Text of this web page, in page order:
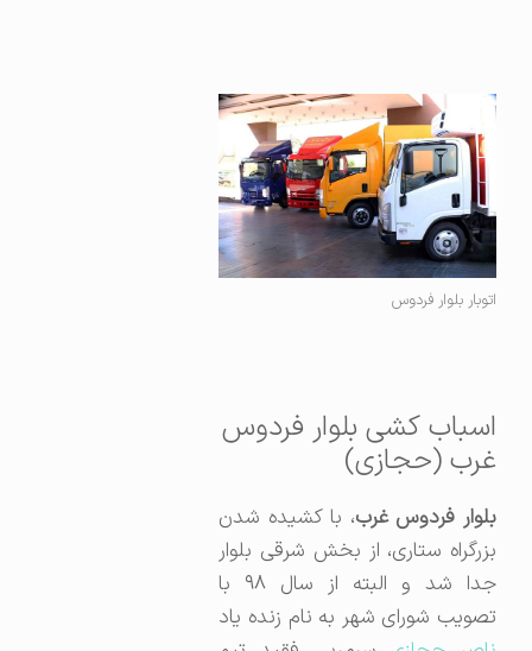
اتوبار بلوار فردوس
اسباب کشی بلوار فردوس
غرب (حجازی)
بلوار فردوس غرب ، با کشیده شدن
بزرگراه ستاری، از بخش شرقی بلوار
جدا شد و البته از سال ۹۸ با
تصویب شورای شهر به نام زنده یاد